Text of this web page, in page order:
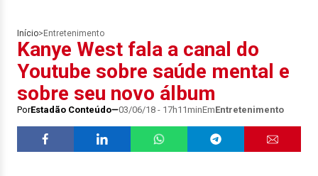
Início> Entretenimento
Kanye West fala a canal do
Youtube sobre saúde mental e
sobre seu novo álbum
PorEstadão Conteúdo 03/06/18 - 17h11minEmEntretenimento